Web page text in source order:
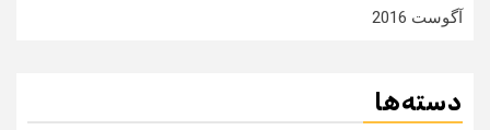
آگوست 2016
دسته‌ها